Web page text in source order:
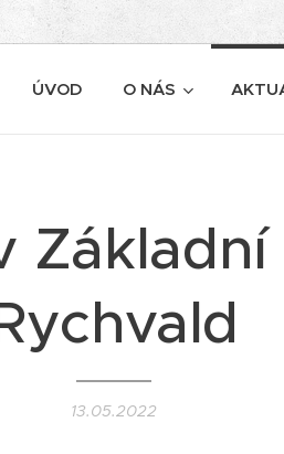
ÚVOD O NÁS
13.05.2022